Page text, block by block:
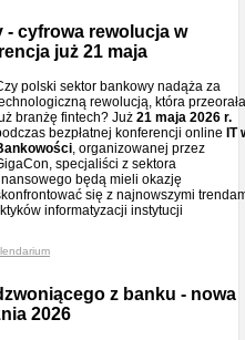
cyfrowa rewolucja w
już 21 maja
polski sektor bankowy nadąża za
rewolucją, która przeorała
branżę fintech? Już 21 maja 2026 r.
bezpłatnej konferencji online IT
, organizowanej przez
specjaliści z sektora
będą mieli okazję
się z najnowszymi
informatyzacji instytucji
z banku - nowa
2026